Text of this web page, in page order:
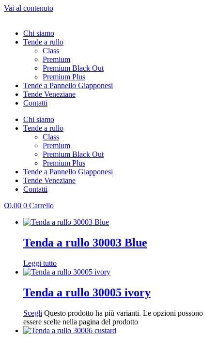
Vai al contenuto
Chi siamo
Tende a rullo
Class
Premium
Premium Black Out
Premium Plus
Tende a Pannello Giapponesi
Tende Veneziane
Contatti
Chi siamo
Tende a rullo
Class
Premium
Premium Black Out
Premium Plus
Tende a Pannello Giapponesi
Tende Veneziane
Contatti
€0.00 0 Carrello
Tenda a rullo 30003 Blue
Leggi tutto
Tenda a rullo 30005 ivory
Scegli Questo prodotto ha più varianti. Le opzioni possono
essere scelte nella pagina del prodotto